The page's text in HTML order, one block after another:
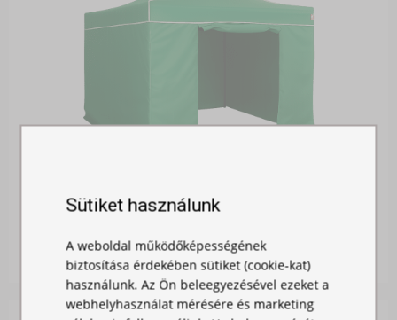
OLDALFAL 3M - AJTÓVAL
Raktáron
12 900,00 Ft
Sütiket használunk
A weboldal működőképességének
biztosítása érdekében sütiket (cookie-kat)
használunk. Az Ön beleegyezésével ezeket a
webhelyhasználat mérésére és marketing